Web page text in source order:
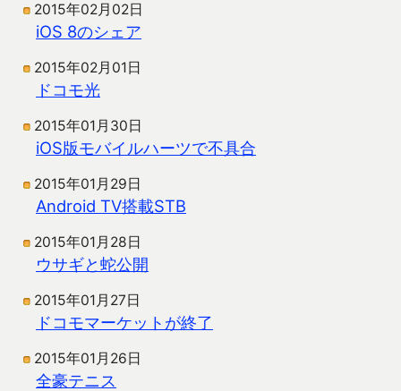
2015年02月02日
iOS 8のシェア
2015年02月01日
ドコモ光
2015年01月30日
iOS版モバイルハーツで不具合
2015年01月29日
Android TV搭載STB
2015年01月28日
ウサギと蛇公開
2015年01月27日
ドコモマーケットが終了
2015年01月26日
全豪テニス